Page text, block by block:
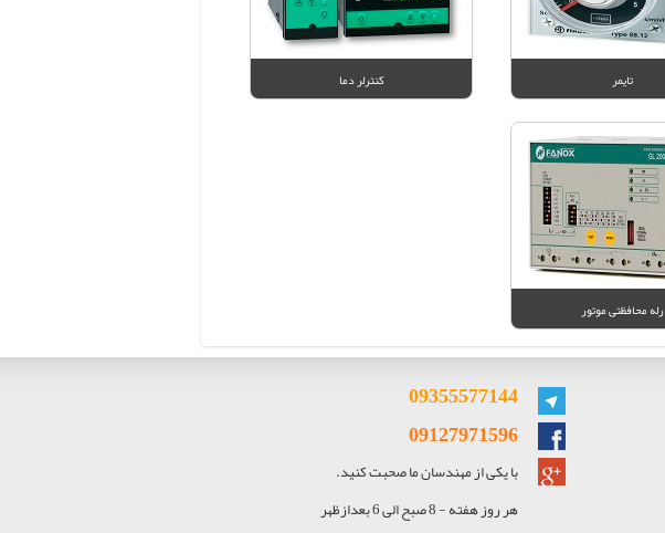
تایمر کنترلر دما
رله محافظتی موتور
09355577144
09127971596
با یکی از مهندسان ما صحبت کنید.
هر روز هفته - 8 صبح الی 6 بعدازظهر